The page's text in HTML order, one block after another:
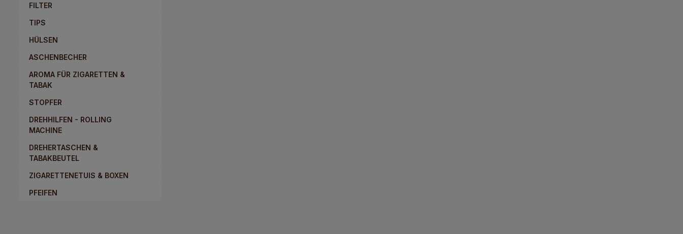
FILTER
TIPS
HÜLSEN
ASCHENBECHER
AROMA FÜR ZIGARETTEN &
TABAK
STOPFER
DREHHILFEN - ROLLING
MACHINE
DREHERTASCHEN &
TABAKBEUTEL
ZIGARETTENETUIS & BOXEN
PFEIFEN